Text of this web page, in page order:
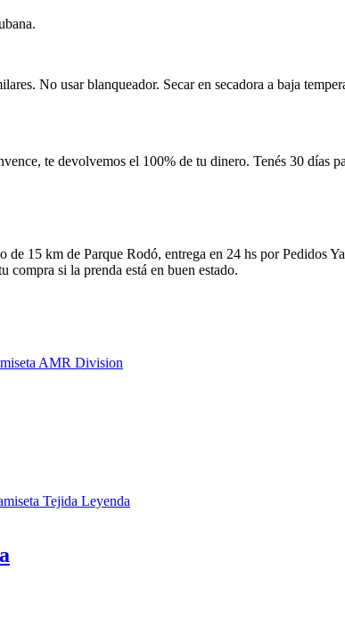
No usar blanqueador. Secar en secadora a baja
te devolvemos el 100% de tu dinero. Tenés 30
15 km de Parque Rodó, entrega en 24 hs por Pedidos
compra si la prenda está en buen estado.